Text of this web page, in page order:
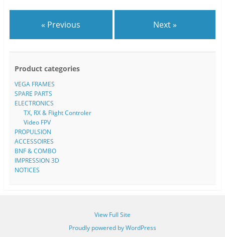
« Previous Next »
Product categories
VEGA FRAMES
SPARE PARTS
ELECTRONICS
TX, RX & Flight Controler
Video FPV
PROPULSION
ACCESSOIRES
BNF & COMBO
IMPRESSION 3D
NOTICES
View Full Site
Proudly powered by WordPress